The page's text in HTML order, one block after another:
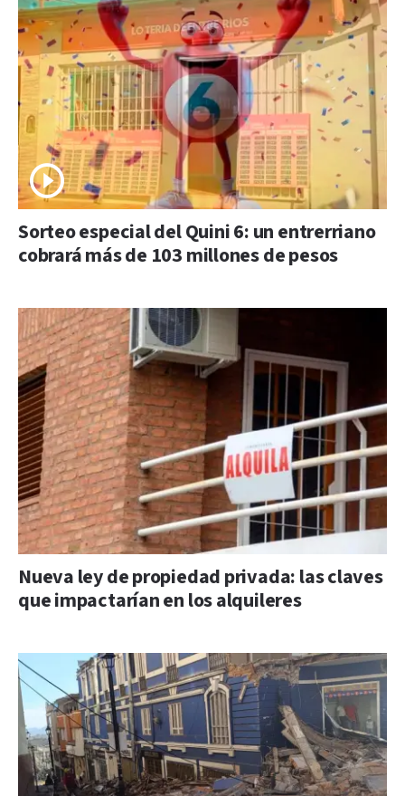
Sorteo especial del Quini 6: un entrerriano
cobrará más de 103 millones de pesos
Nueva ley de propiedad privada: las claves
que impactarían en los alquileres